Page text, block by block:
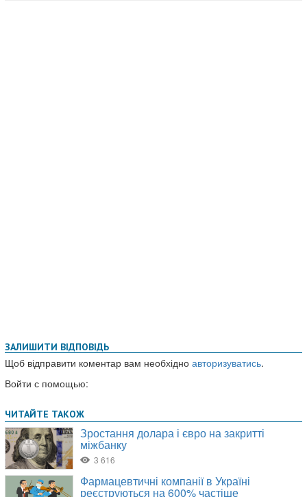
ЗАЛИШИТИ ВІДПОВІДЬ
Щоб відправити коментар вам необхідно авторизуватись.
Войти с помощью: